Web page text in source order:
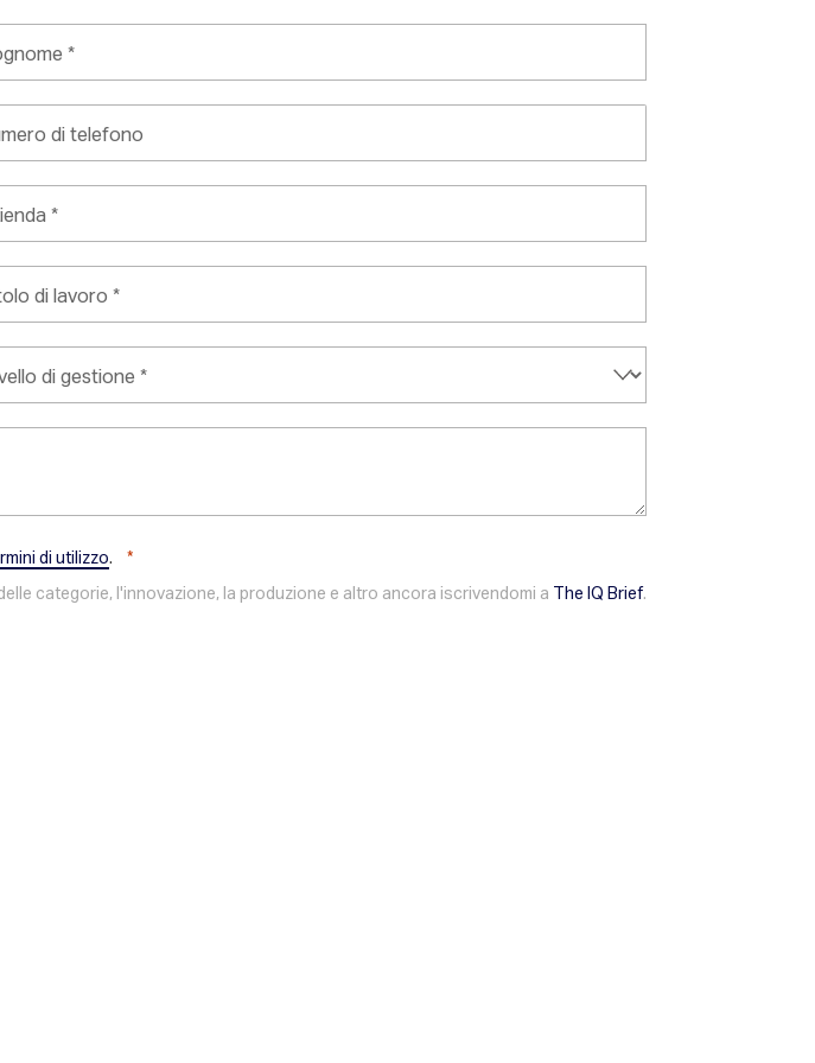
di utilizzo.
categorie, l'innovazione, la produzione e altro ancora iscrivendomi a The IQ Brief.